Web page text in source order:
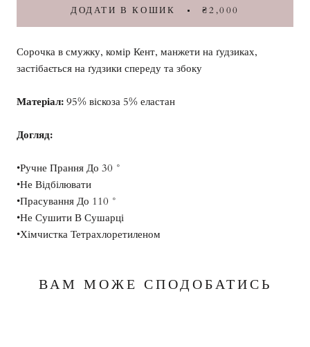
ДОДАТИ В КОШИК ₴2,000
Сорочка в смужку, комір Кент, манжети на ґудзиках,
застібається на ґудзики спереду та збоку
Матеріал: 95% віскоза 5% еластан
Догляд:
•Ручне Прання До 30 °
•Не Відбілювати
•Прасування До 110 °
•Не Сушити В Сушарці
•Хімчистка Тетрахлоретиленом
ВАМ МОЖЕ СПОДОБАТИСЬ